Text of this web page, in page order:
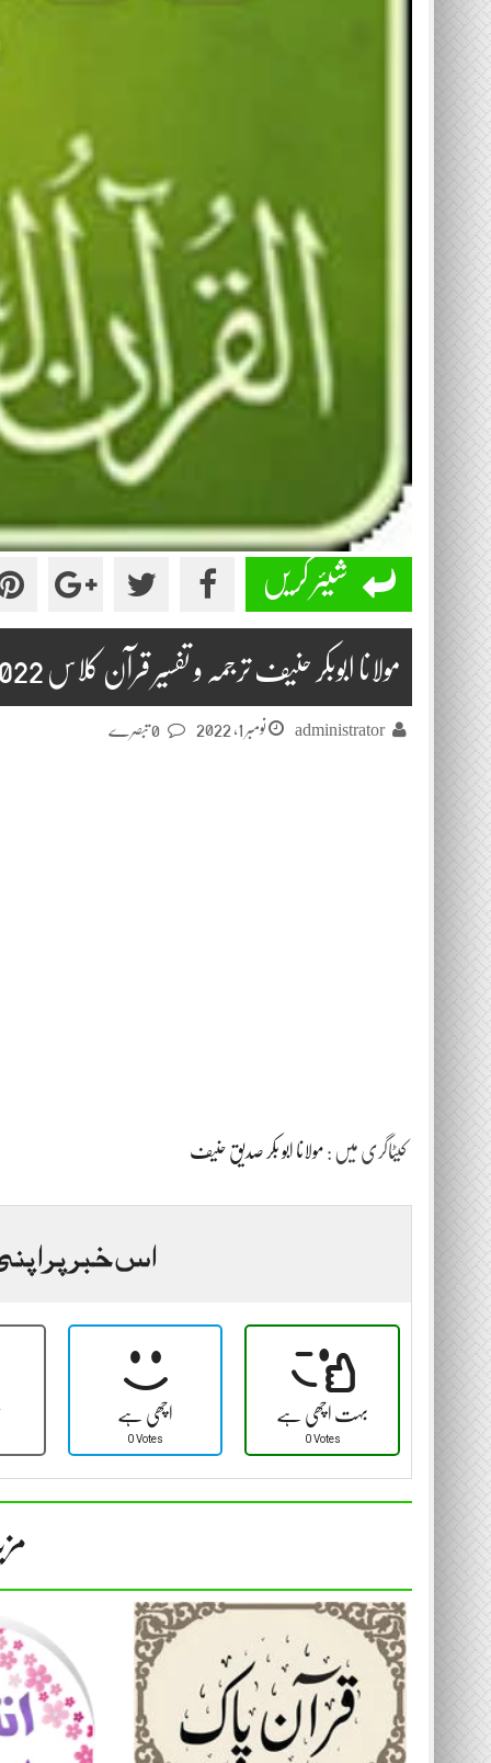
شیئر کریں
مولانا ابوبکر حنیف ترجمہ و تفسیر قرآن کلاس 2022-10-06
administrator نومبر 1, 2022
کیٹاگری میں : مولانا ابو بکر صدیق حنیف
اس خبر پر
اچھی ہے
0 Votes
بہت اچھی ہے
0 Votes